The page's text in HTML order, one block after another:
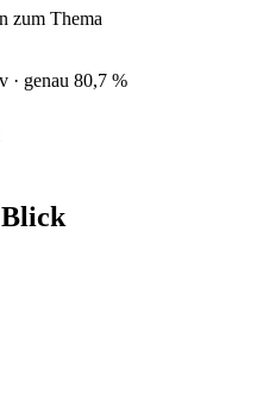
zum Thema
· genau 80,7 %